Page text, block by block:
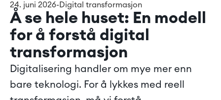
24. juni 2026- Digital transformasjon
Å se hele huset: En modell
for å forstå digital
transformasjon
Digitalisering handler om mye mer enn
bare teknologi. For å lykkes med reell